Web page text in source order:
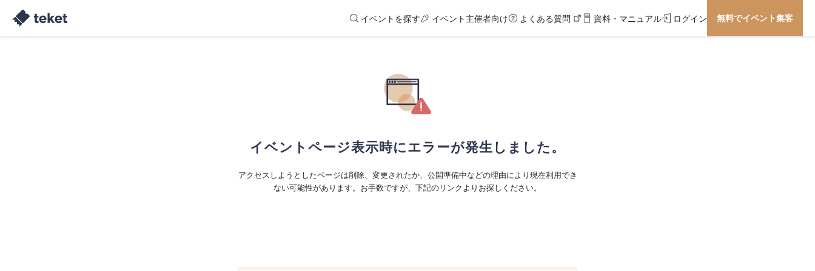
イベントを探す イベント主催者向け よくある質問 資料・マニュアル ログイン 無料でイベント集客
イベントページ表示時にエラーが発生しました。
アクセスしようとしたページは削除、変更されたか、公開準備中などの理由により現在利用でき
ない可能性があります。お手数ですが、下記のリンクよりお探しください。